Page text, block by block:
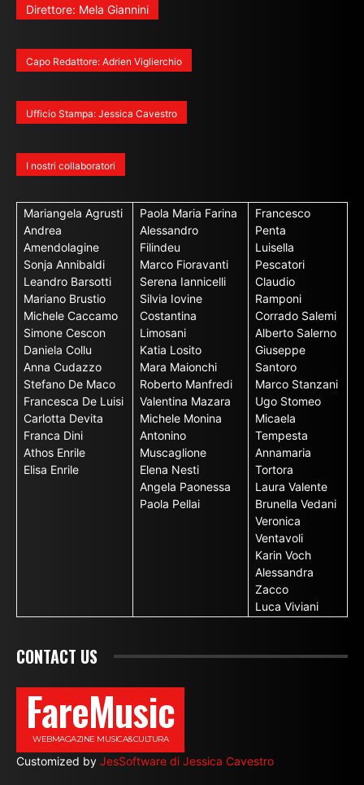
Direttore: Mela Giannini
Capo Redattore: Adrien Viglierchio
Ufficio Stampa: Jessica Cavestro
I nostri collaboratori
Mariangela Agrusti
Andrea
Amendolagine
Sonja Annibaldi
Leandro Barsotti
Mariano Brustio
Michele Caccamo
Simone Cescon
Daniela Collu
Anna Cudazzo
Stefano De Maco
Francesca De Luisi
Carlotta Devita
Franca Dini
Athos Enrile
Elisa Enrile
Paola Maria Farina
Alessandro
Filindeu
Marco Fioravanti
Serena Iannicelli
Silvia Iovine
Costantina
Limosani
Katia Losito
Mara Maionchi
Roberto Manfredi
Valentina Mazara
Michele Monina
Antonino
Muscaglione
Elena Nesti
Angela Paonessa
Paola Pellai
Francesco
Penta
Luisella
Pescatori
Claudio
Ramponi
Corrado Salemi
Alberto Salerno
Giuseppe
Santoro
Marco Stanzani
Ugo Stomeo
Micaela
Tempesta
Annamaria
Tortora
Laura Valente
Brunella Vedani
Veronica
Ventavoli
Karin Voch
Alessandra
Zacco
Luca Viviani
CONTACT US
FareMusic
WEBMAGAZINE MUSICA&CULTURA
Customized by JesSoftware di Jessica Cavestro